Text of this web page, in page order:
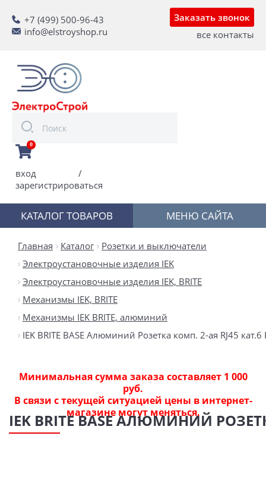
+7 (499) 500-96-43
info@elstroyshop.ru
Заказать звонок
все контакты
0
вход
/
зарегистрироваться
КАТАЛОГ ТОВАРОВ МЕНЮ САЙТА
Главная Каталог
Розетки и выключатели
Электроустановочные изделия IEK
Электроустановочные изделия IEK, BRITE
Механизмы IEK, BRITE
Механизмы IEK BRITE, алюминий
IEK BRITE BASE Алюминий Розетка комп. 2-ая RJ45
Минимальная сумма заказа составляет 1 000
руб.
В связи с текущей ситуацией цены в интернет-
магазине могут меняться.
IEK BRITE BASE АЛЮМИНИЙ